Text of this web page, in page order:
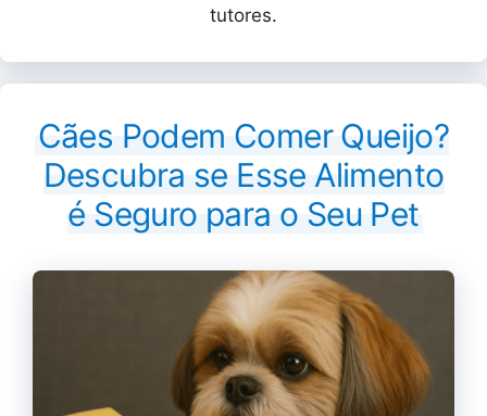
tutores.
Cães Podem Comer Queijo?
Descubra se Esse Alimento
é Seguro para o Seu Pet